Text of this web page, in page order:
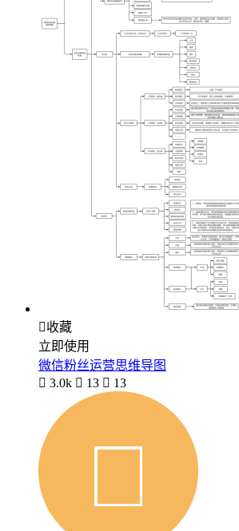
收藏
立即使用
微信粉丝运营思维导图
 3.0k  13  13